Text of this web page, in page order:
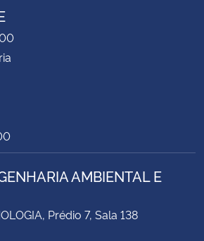
AMBIENTAL E
Prédio 7, Sala 138